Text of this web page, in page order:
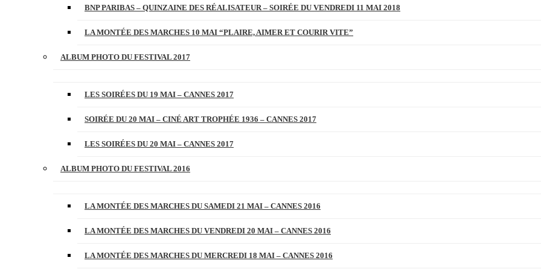
BNP PARIBAS – QUINZAINE DES RÉALISATEUR – SOIRÉE DU VENDREDI 11 MAI 2018
LA MONTÉE DES MARCHES 10 MAI “PLAIRE, AIMER ET COURIR VITE”
ALBUM PHOTO DU FESTIVAL 2017
LES SOIRÉES DU 19 MAI – CANNES 2017
SOIRÉE DU 20 MAI – CINÉ ART TROPHÉE 1936 – CANNES 2017
LES SOIRÉES DU 20 MAI – CANNES 2017
ALBUM PHOTO DU FESTIVAL 2016
LA MONTÉE DES MARCHES DU SAMEDI 21 MAI – CANNES 2016
LA MONTÉE DES MARCHES DU VENDREDI 20 MAI – CANNES 2016
LA MONTÉE DES MARCHES DU MERCREDI 18 MAI – CANNES 2016